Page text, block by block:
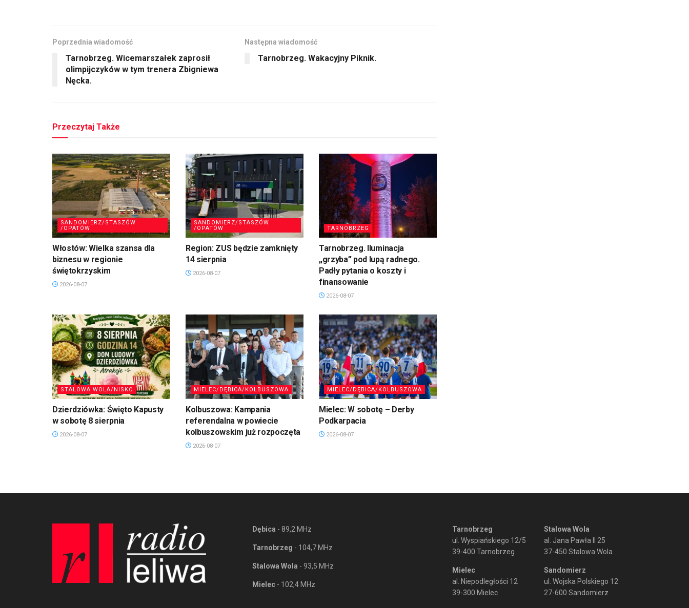
Poprzednia wiadomość
Tarnobrzeg. Wicemarszałek zaprosił
olimpijczyków w tym trenera Zbigniewa
Nęcka.
Następna wiadomość
Tarnobrzeg. Wakacyjny Piknik.
Przeczytaj Także
SANDOMIERZ/STASZÓW
/OPATÓW
Włostów: Wielka szansa dla
biznesu w regionie
świętokrzyskim
2026-08-07
SANDOMIERZ/STASZÓW
/OPATÓW
Region: ZUS będzie zamknięty
14 sierpnia
2026-08-07
TARNOBRZEG
Tarnobrzeg. Iluminacja
„grzyba” pod lupą radnego.
Padły pytania o koszty i
finansowanie
2026-08-07
STALOWA WOLA/NISKO
Dzierdziówka: Święto Kapusty
w sobotę 8 sierpnia
2026-08-07
MIELEC/DĘBICA/KOLBUSZOWA
Kolbuszowa: Kampania
referendalna w powiecie
kolbuszowskim już rozpoczęta
2026-08-07
MIELEC/DĘBICA/KOLBUSZOWA
Mielec: W sobotę – Derby
Podkarpacia
2026-08-07
Dębica - 89,2 MHz
Tarnobrzeg - 104,7 MHz
Stalowa Wola - 93,5 MHz
Mielec - 102,4 MHz
Tarnobrzeg
ul. Wyspiańskiego 12/5
39-400 Tarnobrzeg
Mielec
al. Niepodległości 12
39-300 Mielec
Stalowa Wola
al. Jana Pawła II 25
37-450 Stalowa Wola
Sandomierz
ul. Wojska Polskiego 12
27-600 Sandomierz